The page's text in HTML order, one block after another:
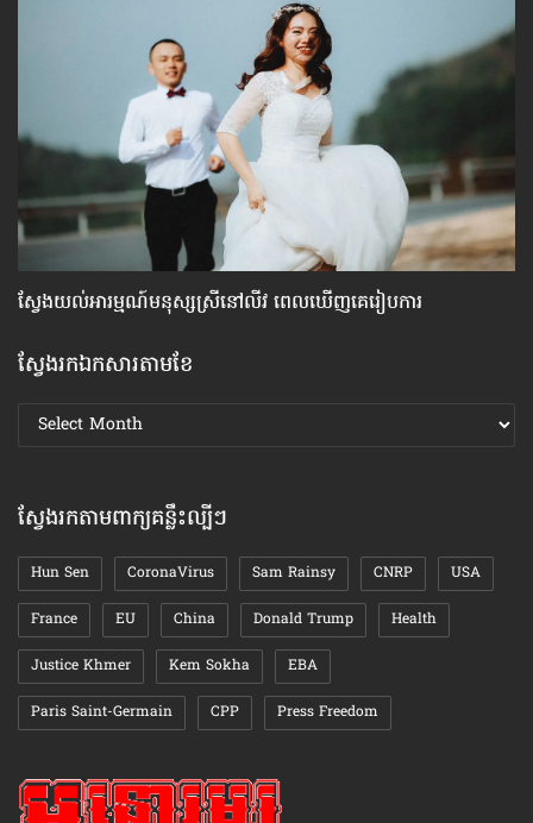
ស្វែង​យល់​អារម្មណ៍​មនុស្ស​ស្រី​នៅ​លីវ ពេល​ឃើញ​គេ​រៀបការ
ស្វែងរកឯកសារតាមខែ
ស្វែងរក
ឯកសារ
ស្វែងរកតាមពាក្យគន្លឹះល្បីៗ
Hun Sen CoronaVirus Sam Rainsy CNRP USA
France EU China Donald Trump Health
Justice Khmer Kem Sokha EBA
Paris Saint-Germain CPP Press Freedom